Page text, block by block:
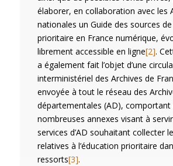
élaborer, en collaboration avec les
nationales un Guide des sources de
prioritaire en France numérique,
librement accessible en ligne[2].
a également fait l’objet d’une
interministériel des Archives de
envoyée à tout le réseau des
départementales (AD), comportant
nombreuses annexes visant à servir
services d’AD souhaitant collecter
relatives à l’éducation prioritaire
ressorts[3].